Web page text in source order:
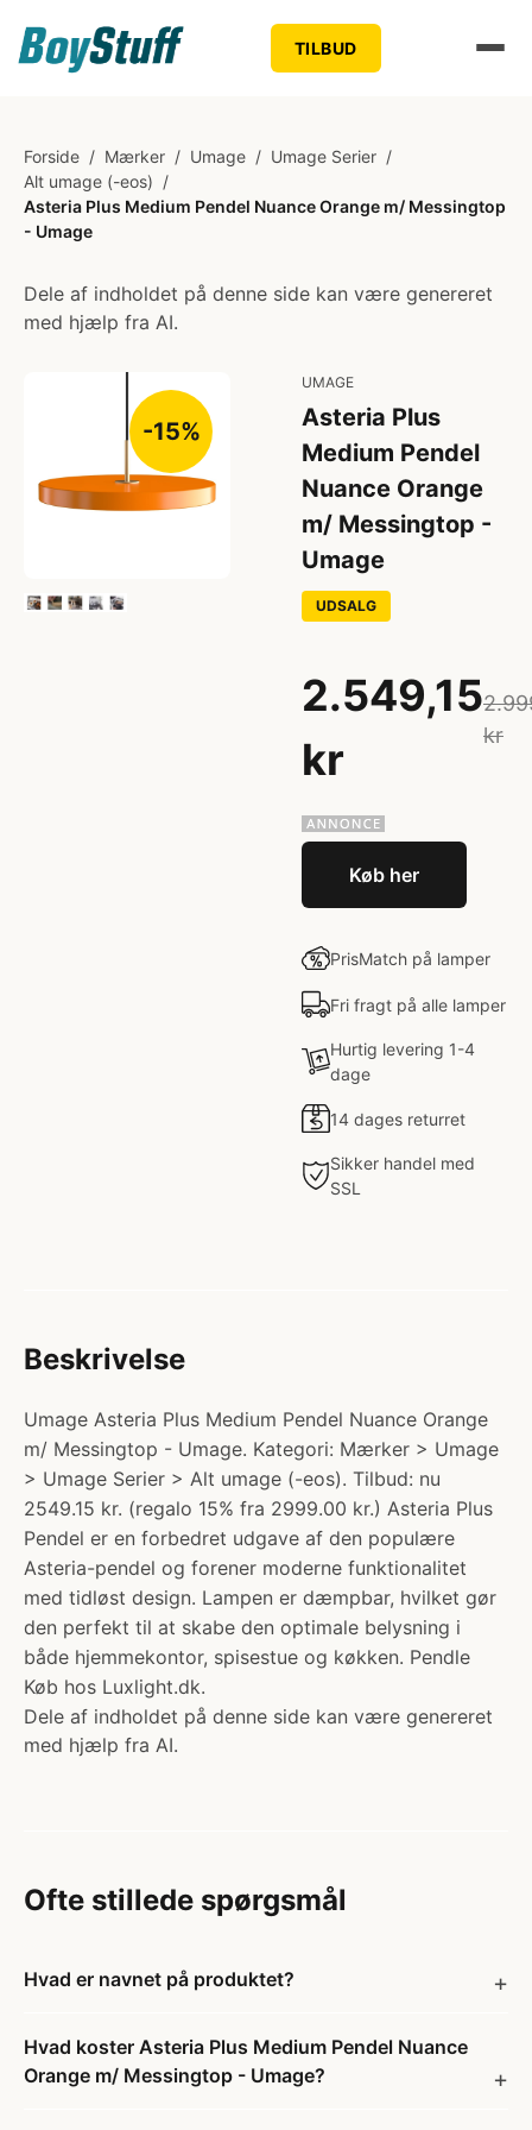
TILBUD
Forside / Mærker / Umage / Umage Serier /
Alt umage (-eos) /
Asteria Plus Medium Pendel Nuance Orange m/ Messingtop
- Umage
Dele af indholdet på denne side kan være genereret
med hjælp fra AI.
-15%
UMAGE
Asteria Plus
Medium Pendel
Nuance Orange
m/ Messingtop -
Umage
UDSALG
2.549,15
kr
kr
Køb her
PrisMatch på lamper
Fri fragt på alle lamper
Hurtig levering 1-4
dage
14 dages returret
Sikker handel med
SSL
Beskrivelse
Umage Asteria Plus Medium Pendel Nuance Orange
m/ Messingtop - Umage. Kategori: Mærker > Umage
> Umage Serier > Alt umage (-eos). Tilbud: nu
2549.15 kr. (regalo 15% fra 2999.00 kr.) Asteria Plus
Pendel er en forbedret udgave af den populære
Asteria-pendel og forener moderne funktionalitet
med tidløst design. Lampen er dæmpbar, hvilket gør
den perfekt til at skabe den optimale belysning i
både hjemmekontor, spisestue og køkken. Pendle
Køb hos Luxlight.dk.
Dele af indholdet på denne side kan være genereret
med hjælp fra AI.
Ofte stillede spørgsmål
Hvad er navnet på produktet?
Hvad koster Asteria Plus Medium Pendel Nuance
Orange m/ Messingtop - Umage?